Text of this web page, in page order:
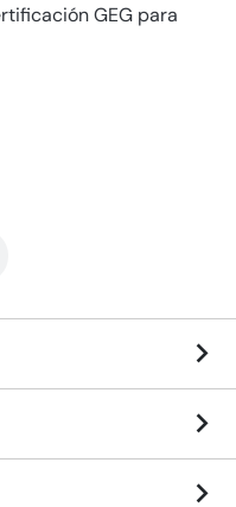
GEG para